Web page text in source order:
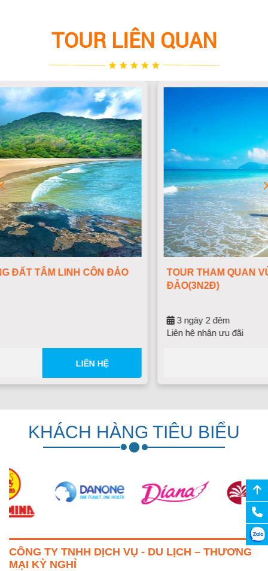
TOUR LIÊN QUAN
TOUR THAM QUAN VÙNG ĐẤT TÂM LINH
KHÁCH HÀNG TIÊU BIỂU
CÔNG TY TNHH DỊCH VỤ - DU LỊCH – THƯƠNG
MẠI KỲ NGHỈ